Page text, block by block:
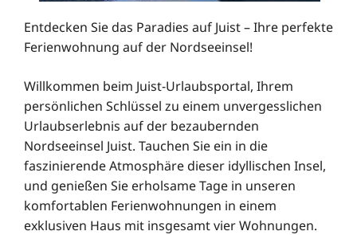
Entdecken Sie das Paradies auf Juist – Ihre perfekte
Ferienwohnung auf der Nordseeinsel!
Willkommen beim Juist-Urlaubsportal, Ihrem
persönlichen Schlüssel zu einem unvergesslichen
Urlaubserlebnis auf der bezaubernden
Nordseeinsel Juist. Tauchen Sie ein in die
faszinierende Atmosphäre dieser idyllischen Insel,
und genießen Sie erholsame Tage in unseren
komfortablen Ferienwohnungen in einem
exklusiven Haus mit insgesamt vier Wohnungen.